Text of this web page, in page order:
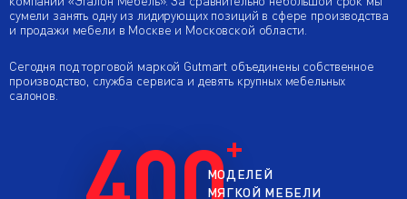
сумели занять одну из лидирующих позиций в сфере производства
и продажи мебели в Москве и Московской области.
Сегодня под торговой маркой Gutmart объединены собственное
производство, служба сервиса и девять крупных мебельных
салонов.
МОДЕЛЕЙ
МЯГКОЙ МЕБЕЛИ